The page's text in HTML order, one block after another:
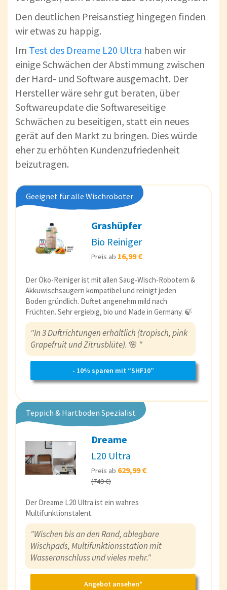
Den deutlichen Preisanstieg hingegen finden
wir etwas zu happig.
Im Test des Dreame L20 Ultra haben wir
einige Schwächen der Abstimmung zwischen
der Hard- und Software ausgemacht. Der
Hersteller wäre sehr gut beraten, über
Softwareupdate die Softwareseitige
Schwächen zu beseitigen, statt ein neues
gerät auf den Markt zu bringen. Dies würde
eher zu erhöhten Kundenzufriedenheit
beizutragen.
Geeignet für alle Wischroboter
Grashüpfer
Bio Reiniger
Preis ab 16,99 €
Der Öko-Reiniger ist mit allen Saug-Wisch-Robotern &
Akkuwischsaugern kompatibel und reinigt jeden
Boden gründlich. Duftet angenehm mild nach
Früchten. Sehr ergiebig, bio und Made in Germany. 🍃
"In 3 Duftrichtungen erhältlich (tropisch, pink
Grapefruit und Zitrusblüte). 🌸 "
- 10% sparen mit “SHF10”
Teppich & Hartboden Spezialist
Dreame
L20 Ultra
Preis ab 629,99 €
(749 €)
Der Dreame L20 Ultra ist ein wahres
Multifunktionstalent.
"Wischen bis an den Rand, ablegbare
Wischpads, Multifunktionsstation mit
Wasseranschluss und vieles mehr."
Angebot ansehen*